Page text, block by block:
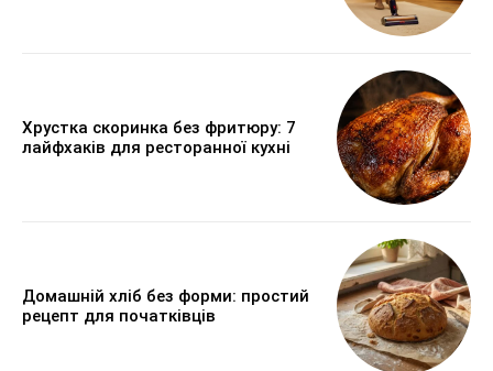
Хрустка скоринка без фритюру: 7
лайфхаків для ресторанної кухні
Домашній хліб без форми: простий
рецепт для початківців